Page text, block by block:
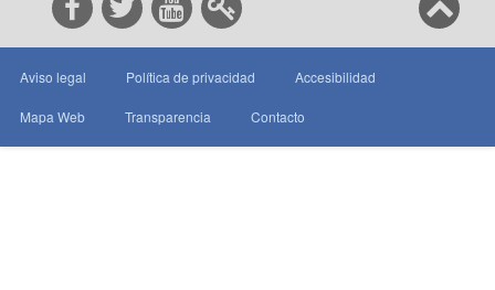
Aviso legal Política de privacidad Accesibilidad
Mapa Web Transparencia Contacto